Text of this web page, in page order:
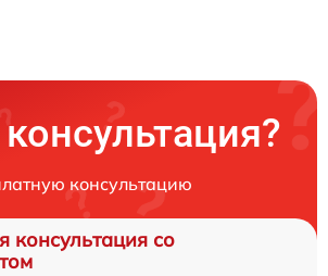
консультацию
консультация со